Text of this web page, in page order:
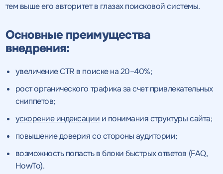
тем выше его авторитет в глазах поисковой системы.
Основные преимущества
внедрения:
увеличение CTR в поиске на 20–40%;
рост органического трафика за счет привлекательных
сниппетов;
ускорение индексации и понимания структуры сайта;
повышение доверия со стороны аудитории;
возможность попасть в блоки быстрых ответов (FAQ,
HowTo).